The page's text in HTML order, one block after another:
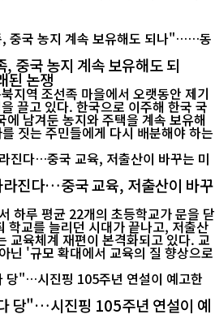
중국 농지 계속 보유해도 되
논쟁
지역 조선족 마을에서 오랫동안 제기
끌고 있다. 한국으로 이주해 한국 국
에 남겨둔 농지와 주택을 계속 보유해
짓는 주민들에게 다시 배분해야 하는
진다…중국 교육, 저출산이 바꾸
하루 평균 22개의 초등학교가 문을 닫
학교를 늘리던 시대가 끝나고, 저출산
교육체계 재편이 본격화되고 있다. 교
닌 '규모 확대에서 교육의 질 향상으로
당"…시진핑 105주년 연설이 예